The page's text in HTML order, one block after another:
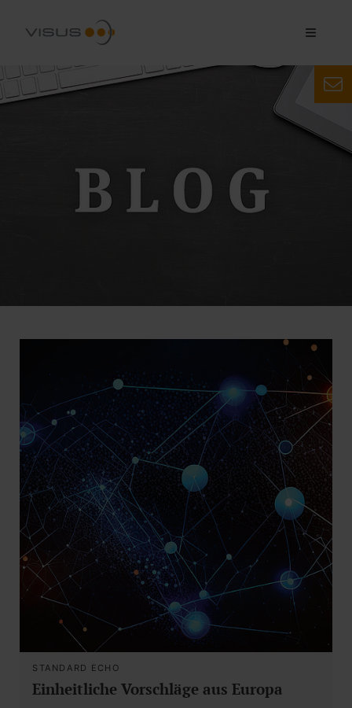
STANDARD ECHO
Einheitliche Vorschläge aus Europa